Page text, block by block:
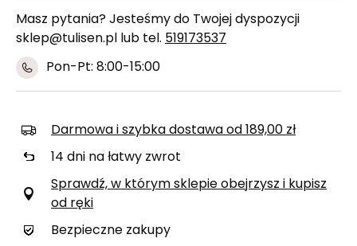
Masz pytania? Jesteśmy do Twojej dyspozycji
sklep@tulisen.pl lub tel. 519173537
Pon-Pt: 8:00-15:00
Darmowa i szybka dostawa od 189,00 zł
14 dni na łatwy zwrot
Sprawdź, w którym sklepie obejrzysz i kupisz
od ręki
Bezpieczne zakupy